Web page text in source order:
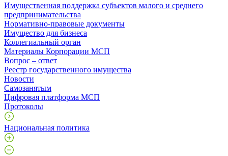
Имущественная поддержка субъектов малого и среднего
предпринимательства
Нормативно-правовые документы
Имущество для бизнеса
Коллегиальный орган
Материалы Корпорации МСП
Вопрос – ответ
Реестр государственного имущества
Новости
Самозанятым
Цифровая платформа МСП
Протоколы
Национальная политика